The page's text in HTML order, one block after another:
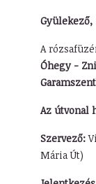
A
Óhegy -
Az útvonal
Szervező:
Mária Út)